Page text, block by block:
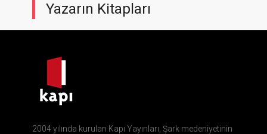
Yazarın Kitapları
2004 yılında kurulan Kapı Yayınları, Şark medeniyetinin